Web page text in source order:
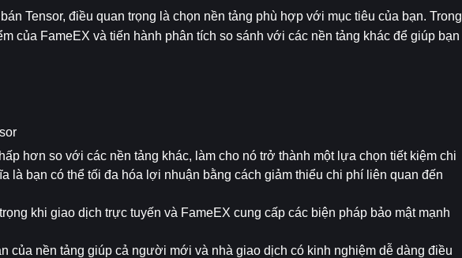
Tensor, điều quan trọng là chọn nền tảng phù hợp với mục tiêu của bạn. Trong
của FameEX và tiến hành phân tích so sánh với các nền tảng khác để giúp bạn
hơn so với các nền tảng khác, làm cho nó trở thành một lựa chọn tiết kiệm chi
là bạn có thể tối đa hóa lợi nhuận bằng cách giảm thiểu chi phí liên quan đến
khi giao dịch trực tuyến và FameEX cung cấp các biện pháp bảo mật mạnh
của nền tảng giúp cả người mới và nhà giao dịch có kinh nghiệm dễ dàng điều